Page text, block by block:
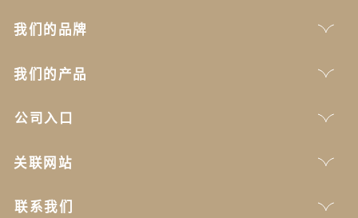
我们的品牌
我们的产品
公司入口
关联网站
联系我们